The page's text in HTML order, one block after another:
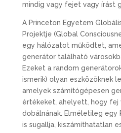
mindig vagy fejet vagy írást
A Princeton Egyetem
Projektje (Global
egy hálózatot működtet,
generátor található
Ezeket a random
ismerik) olyan eszközöknek
amelyek számítógépesen
értékeket, ahelyett, hogy fej
dobálnának. Elméletileg egy
is sugallja, kiszámíthatatlan